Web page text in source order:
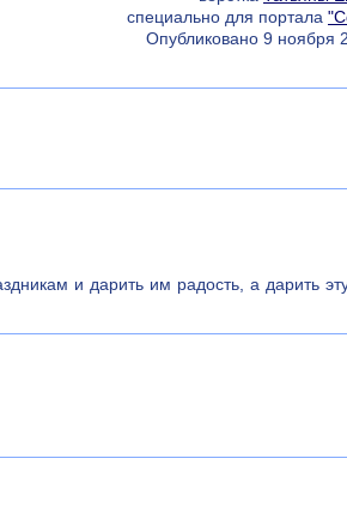
специально для портала
Опубликовано 9 ноября
и дарить им радость, а дарить эту